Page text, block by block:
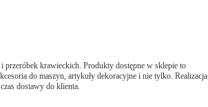
przeróbek krawieckich. Produkty dostępne w sklepie to
do maszyn, artykuły dekoracyjne i nie tylko. Realizacja
dostawy do klienta.